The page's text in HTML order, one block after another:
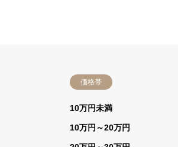
価格帯
10万円未満
10万円～20万円